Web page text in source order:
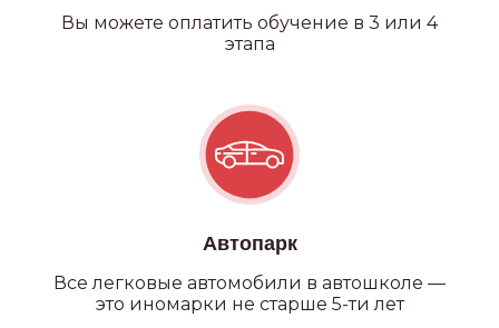
Вы можете оплатить обучение в 3 или 4
этапа
Автопарк
Все легковые автомобили в автошколе —
это иномарки не старше 5-ти лет